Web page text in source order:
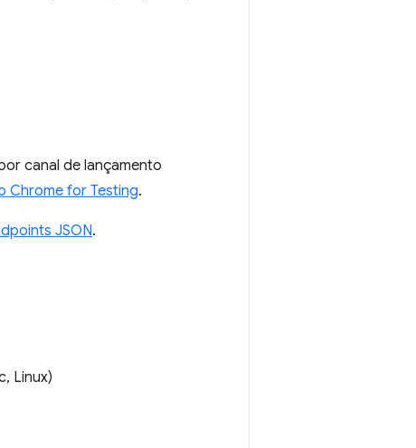
canal de lançamento
Chrome for Testing.
JSON.
Linux)